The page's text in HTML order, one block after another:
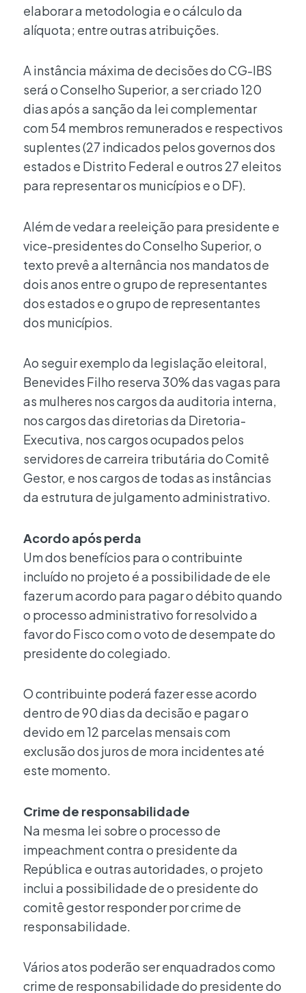
elaborar a metodologia e o cálculo da
alíquota; entre outras atribuições.
A instância máxima de decisões do CG-IBS
será o Conselho Superior, a ser criado 120
dias após a sanção da lei complementar
com 54 membros remunerados e respectivos
suplentes (27 indicados pelos governos dos
estados e Distrito Federal e outros 27 eleitos
para representar os municípios e o DF).
Além de vedar a reeleição para presidente e
vice-presidentes do Conselho Superior, o
texto prevê a alternância nos mandatos de
dois anos entre o grupo de representantes
dos estados e o grupo de representantes
dos municípios.
Ao seguir exemplo da legislação eleitoral,
Benevides Filho reserva 30% das vagas para
as mulheres nos cargos da auditoria interna,
nos cargos das diretorias da Diretoria-
Executiva, nos cargos ocupados pelos
servidores de carreira tributária do Comitê
Gestor, e nos cargos de todas as instâncias
da estrutura de julgamento administrativo.
Acordo após perda
Um dos benefícios para o contribuinte
incluído no projeto é a possibilidade de ele
fazer um acordo para pagar o débito quando
o processo administrativo for resolvido a
favor do Fisco com o voto de desempate do
presidente do colegiado.
O contribuinte poderá fazer esse acordo
dentro de 90 dias da decisão e pagar o
devido em 12 parcelas mensais com
exclusão dos juros de mora incidentes até
este momento.
Crime de responsabilidade
Na mesma lei sobre o processo de
impeachment contra o presidente da
República e outras autoridades, o projeto
inclui a possibilidade de o presidente do
comitê gestor responder por crime de
responsabilidade.
Vários atos poderão ser enquadrados como
crime de responsabilidade do presidente do